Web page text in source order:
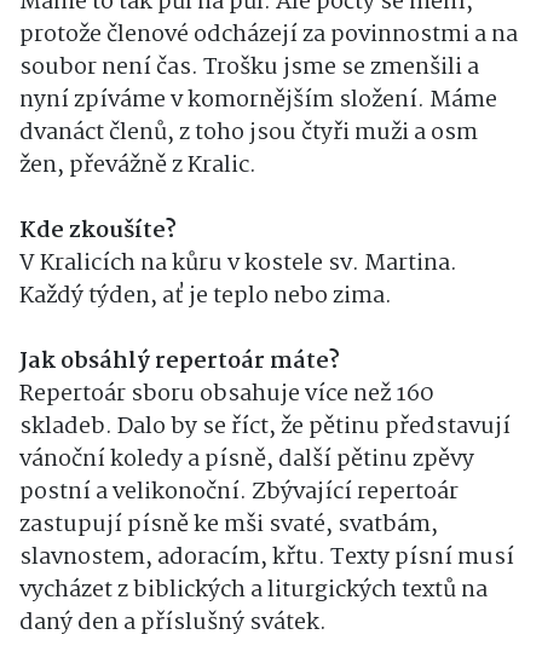
protože členové odcházejí za povinnostmi a na
soubor není čas. Trošku jsme se zmenšili a
nyní zpíváme v komornějším složení. Máme
dvanáct členů, z toho jsou čtyři muži a osm
žen, převážně z Kralic.
Kde zkoušíte?
V Kralicích na kůru v kostele sv. Martina.
Každý týden, ať je teplo nebo zima.
Jak obsáhlý repertoár máte?
Repertoár sboru obsahuje více než 160
skladeb. Dalo by se říct, že pětinu představují
vánoční koledy a písně, další pětinu zpěvy
postní a velikonoční. Zbývající repertoár
zastupují písně ke mši svaté, svatbám,
slavnostem, adoracím, křtu. Texty písní musí
vycházet z biblických a liturgických textů na
daný den a příslušný svátek.